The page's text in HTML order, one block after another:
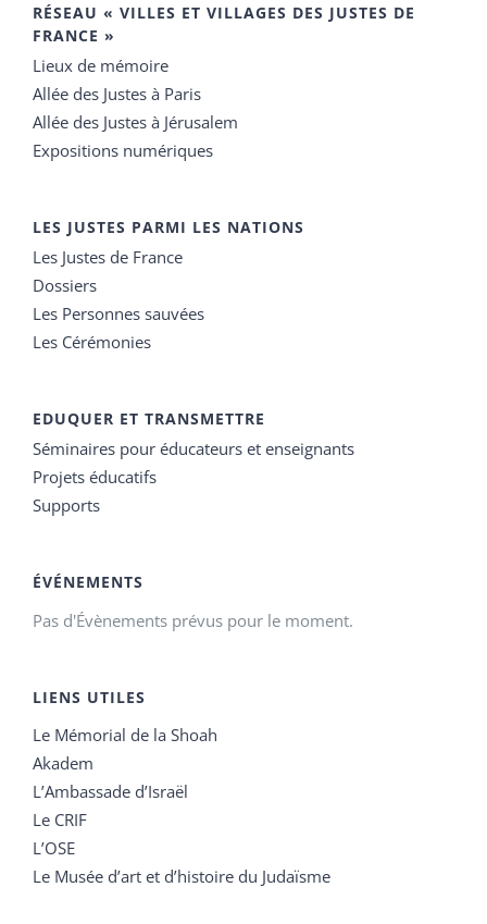
RÉSEAU « VILLES ET VILLAGES DES JUSTES DE
FRANCE »
Lieux de mémoire
Allée des Justes à Paris
Allée des Justes à Jérusalem
Expositions numériques
LES JUSTES PARMI LES NATIONS
Les Justes de France
Dossiers
Les Personnes sauvées
Les Cérémonies
EDUQUER ET TRANSMETTRE
Séminaires pour éducateurs et enseignants
Projets éducatifs
Supports
ÉVÉNEMENTS
Pas d'Évènements prévus pour le moment.
LIENS UTILES
Le Mémorial de la Shoah
Akadem
L’Ambassade d’Israël
Le CRIF
L’OSE
Le Musée d’art et d’histoire du Judaïsme